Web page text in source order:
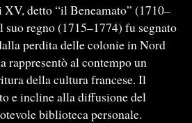
detto “il Beneamato” (1710–
suo regno (1715–1774) fu segnato
perdita delle colonie in Nord
rappresentò al contempo un
della cultura francese. Il
e incline alla diffusione del
biblioteca personale.